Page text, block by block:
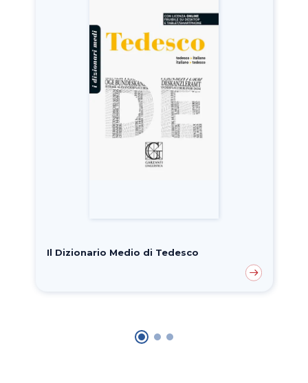
Il Dizionario Medio di Tedesco